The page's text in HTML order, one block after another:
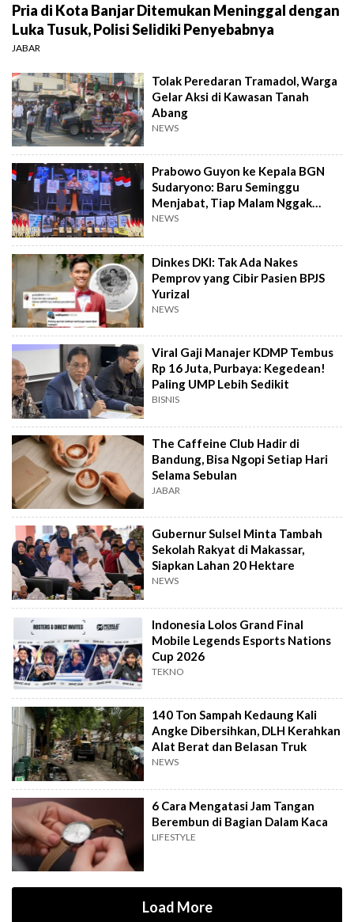
Pria di Kota Banjar Ditemukan Meninggal dengan
Luka Tusuk, Polisi Selidiki Penyebabnya
JABAR
Tolak Peredaran Tramadol, Warga
Gelar Aksi di Kawasan Tanah
Abang
NEWS
Prabowo Guyon ke Kepala BGN
Sudaryono: Baru Seminggu
Menjabat, Tiap Malam Nggak
Tidur
NEWS
Dinkes DKI: Tak Ada Nakes
Pemprov yang Cibir Pasien BPJS
Yurizal
NEWS
Viral Gaji Manajer KDMP Tembus
Rp 16 Juta, Purbaya: Kegedean!
Paling UMP Lebih Sedikit
BISNIS
The Caffeine Club Hadir di
Bandung, Bisa Ngopi Setiap Hari
Selama Sebulan
JABAR
Gubernur Sulsel Minta Tambah
Sekolah Rakyat di Makassar,
Siapkan Lahan 20 Hektare
NEWS
Indonesia Lolos Grand Final
Mobile Legends Esports Nations
Cup 2026
TEKNO
140 Ton Sampah Kedaung Kali
Angke Dibersihkan, DLH Kerahkan
Alat Berat dan Belasan Truk
NEWS
6 Cara Mengatasi Jam Tangan
Berembun di Bagian Dalam Kaca
LIFESTYLE
Load More